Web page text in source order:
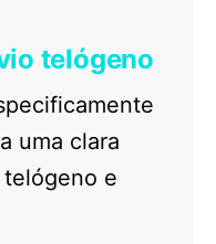
telógeno
uma clara
e